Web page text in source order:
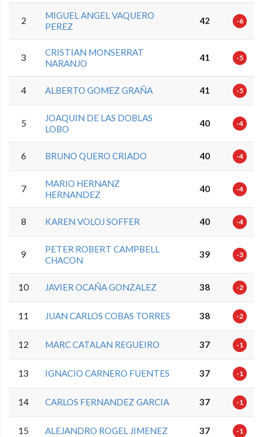
2
MIGUEL ANGEL VAQUERO
PEREZ
42 -6
3
CRISTIAN MONSERRAT
NARANJO
41 -5
4 ALBERTO GOMEZ GRAÑA 41 -5
5
JOAQUIN DE LAS DOBLAS
LOBO
40 -4
6 BRUNO QUERO CRIADO 40 -4
7
MARIO HERNANZ
HERNANDEZ
40 -4
8 KAREN VOLOJ SOFFER 40 -4
9
PETER ROBERT CAMPBELL
CHACON
39 -3
10 JAVIER OCAÑA GONZALEZ 38 -2
11 JUAN CARLOS COBAS TORRES 38 -2
12 MARC CATALAN REGUEIRO 37 -1
13 IGNACIO CARNERO FUENTES 37 -1
14 CARLOS FERNANDEZ GARCIA 37 -1
15 ALEJANDRO ROGEL JIMENEZ 37 -1